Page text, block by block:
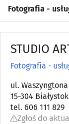
Fotografia -
Archiwizacja
Astrologia,
Automatyka
Bielizna -
STUDIO
Fotografia -
ul. Waszyngtona
15-304 Białystok
tel. 606 111 829
Zgłoś do